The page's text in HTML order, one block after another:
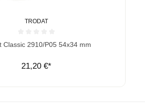
TRODAT
Bewertung von 0 von 5 Sternen
Classic 2910/P05 54x34 mm
21,20 €*